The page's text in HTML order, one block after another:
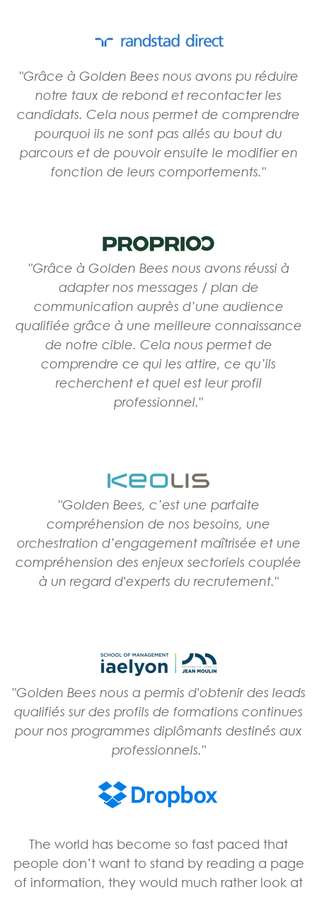
"Grâce à Golden Bees nous avons pu réduire
notre taux de rebond et recontacter les
candidats. Cela nous permet de comprendre
pourquoi ils ne sont pas allés au bout du
parcours et de pouvoir ensuite le modifier en
fonction de leurs comportements."
"Grâce à Golden Bees nous avons réussi à
adapter nos messages / plan de
communication auprès d’une audience
qualifiée grâce à une meilleure connaissance
de notre cible. Cela nous permet de
comprendre ce qui les attire, ce qu’ils
recherchent et quel est leur profil
professionnel."
"Golden Bees, c’est une parfaite
compréhension de nos besoins, une
orchestration d’engagement maîtrisée et une
compréhension des enjeux sectoriels couplée
à un regard d'experts du recrutement."
"Golden Bees nous a permis d'obtenir des leads
qualifiés sur des profils de formations continues
pour nos programmes diplômants destinés aux
professionnels."
The world has become so fast paced that
people don’t want to stand by reading a page
of information, they would much rather look at